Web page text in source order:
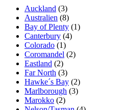
Auckland (3)
Australien (8)
Bay of Plenty (1)
Canterbury (4)
Colorado (1)
Coromandel (2)
Eastland (2)
Far North (3)
Hawke´s Bay (2)
Marlborough (3)
Marokko (2)